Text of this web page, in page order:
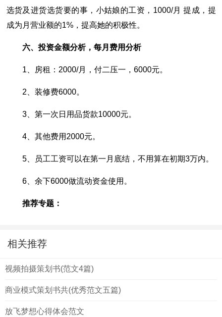
选货及进货选货要的事，小姑娘的工资，1000/月 提成，提
成为月营业额的1%，提高她的积极性。
六、投资金额分析，每月费用分析
1、房租：2000/月，付二压一，6000元。
2、装修费6000。
3、第一次日用品货款10000元。
4、其他费用2000元。
5、员工工资可以在第一月底结，不用算在初期3万内。
6、余下6000做流动资金使用。
推荐专题：
相关推荐
视频拍摄策划书(范文4篇)
商业模式策划书共(优秀范文五篇)
放飞梦想心得体会范文